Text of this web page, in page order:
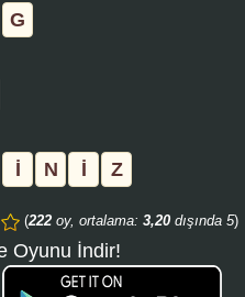
G
İ N İ Z
(222 oy, ortalama: 3,20 dışında 5)
Oyunu İndir!